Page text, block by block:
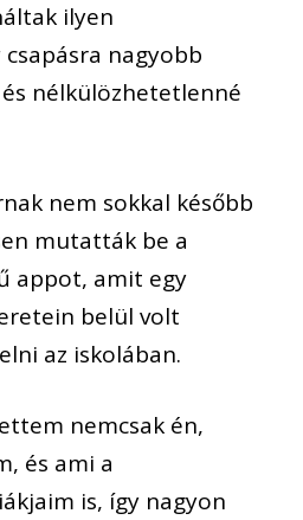
ilyen
nagyobb
nélkülözhetetlenné
nem sokkal később
mutatták be a
appot, amit egy
belül volt
az iskolában.
nemcsak én,
és ami a
is, így nagyon